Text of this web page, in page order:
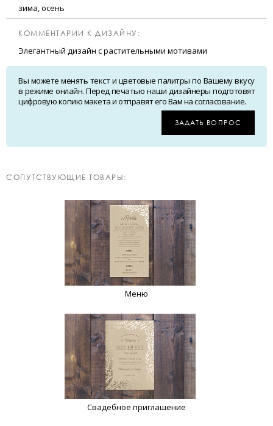
зима, осень
КОММЕНТАРИИ К ДИЗАЙНУ:
Элегантный дизайн с растительными мотивами
Вы можете менять текст и цветовые палитры по Вашему вкусу
в режиме онлайн. Перед печатью наши дизайнеры подготовят
цифровую копию макета и отправят его Вам на согласование.
ЗАДАТЬ ВОПРОС
CОПУТСТВУЮЩИЕ ТОВАРЫ:
Меню
Свадебное приглашение